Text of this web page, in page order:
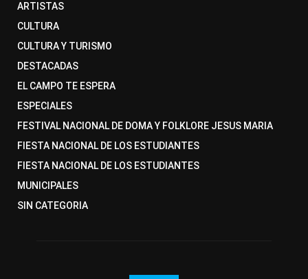
ARTISTAS
CULTURA
CULTURA Y TURISMO
DESTACADAS
EL CAMPO TE ESPERA
ESPECIALES
FESTIVAL NACIONAL DE DOMA Y FOLKLORE JESUS MARIA
FIESTA NACIONAL DE LOS ESTUDIANTES
FIESTA NACIONAL DE LOS ESTUDIANTES
MUNICIPALES
SIN CATEGORIA